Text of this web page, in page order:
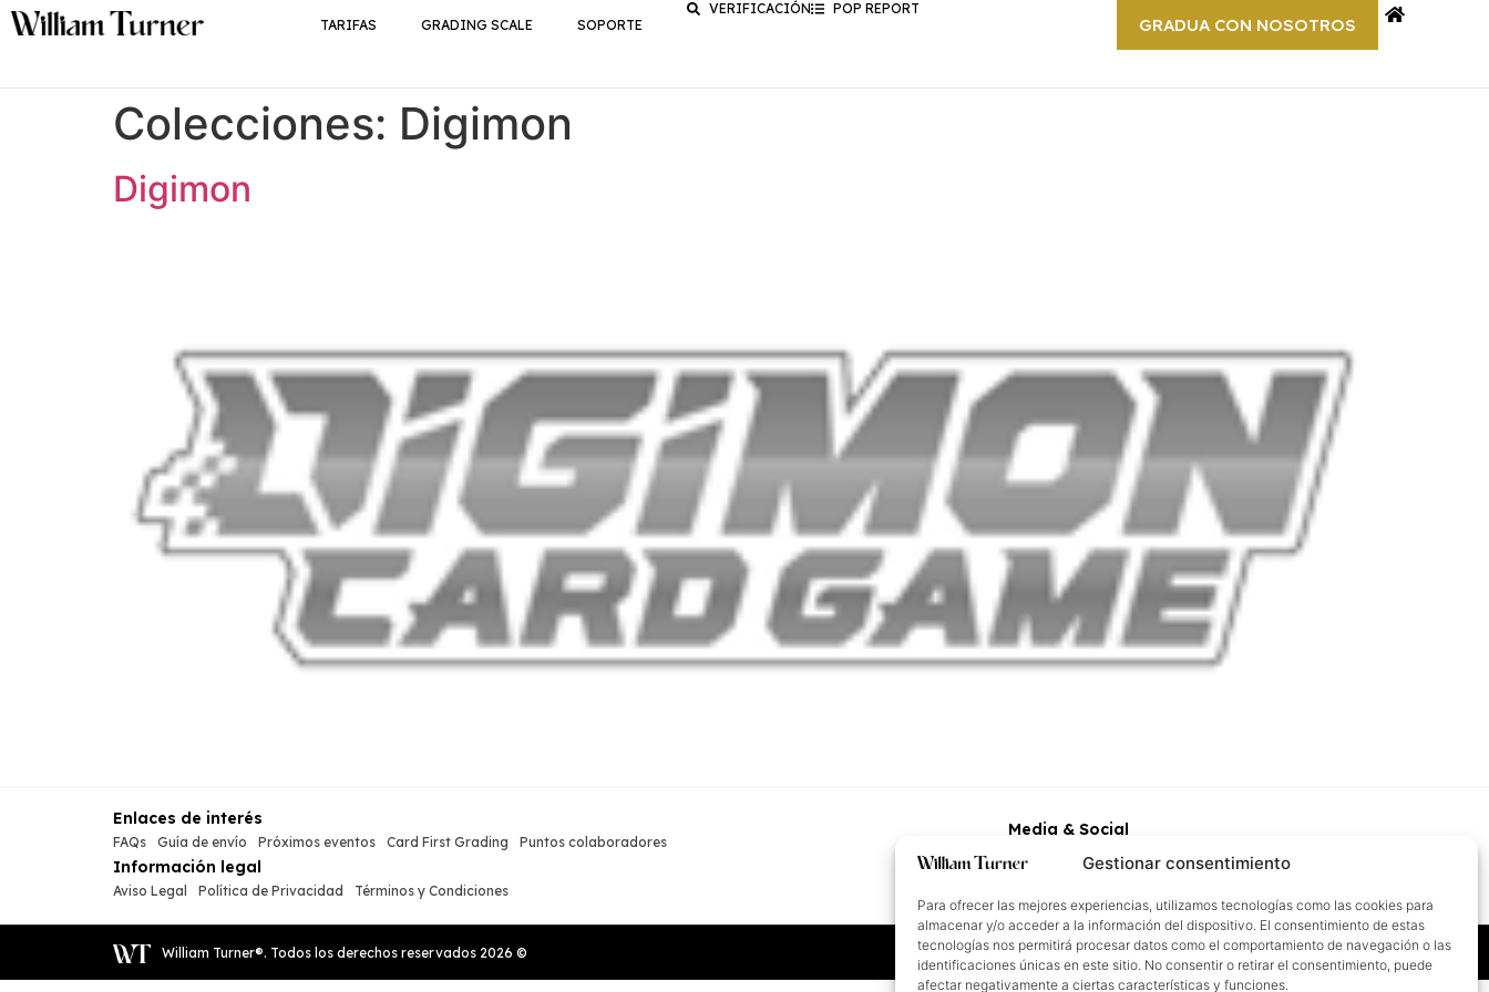
Gestionar consentimiento
Para ofrecer las mejores experiencias, utilizamos tecnologías como las cookies para
almacenar y/o acceder a la información del dispositivo. El consentimiento de estas
tecnologías nos permitirá procesar datos como el comportamiento de navegación o las
identificaciones únicas en este sitio. No consentir o retirar el consentimiento, puede
afectar negativamente a ciertas características y funciones.
TARIFAS GRADING SCALE SOPORTE
VERIFICACIÓN POP REPORT
GRADUA CON NOSOTROS
Colecciones: Digimon
Digimon
Enlaces de interés
FAQs Guía de envío Próximos eventos Card First Grading Puntos colaboradores
Información legal
Aviso Legal Política de Privacidad Términos y Condiciones
Media & Social
William Turner®. Todos los derechos reservados 2026 ©